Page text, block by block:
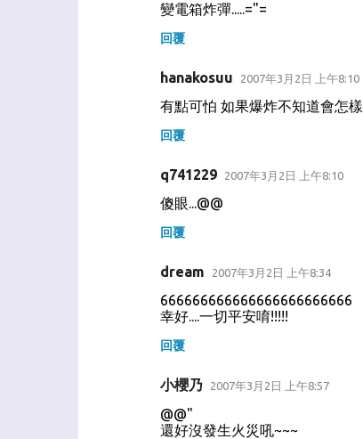
變電箱炸彈.....="=
回覆
hanakosuu 2007年3月2日 上午8:10
有點可怕 如果爆炸不知道會怎樣
回覆
q741229 2007年3月2日 上午8:10
傻眼...@@
回覆
dream 2007年3月2日 上午8:34
666666666666666666666666
幸好....一切平安唷!!!!!
回覆
小櫻乃 2007年3月2日 上午8:57
@@"
還好沒發生火災吼~~~